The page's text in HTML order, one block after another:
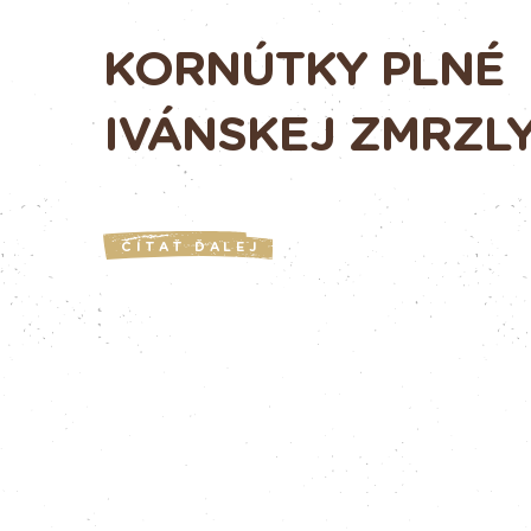
KORNÚTKY PLNÉ
IVÁNSKEJ
ČÍTAŤ ĎALEJ